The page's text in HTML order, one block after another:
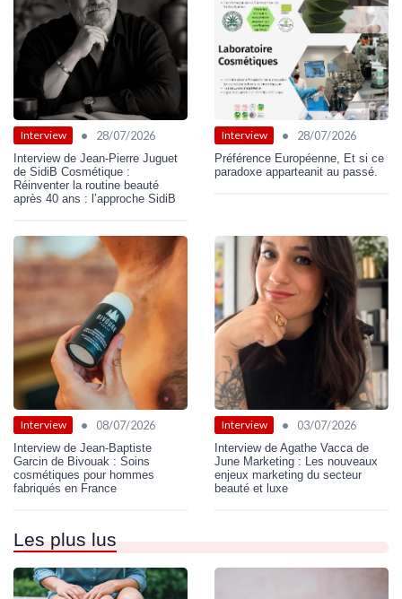
Interview • 28/07/2026
Interview de Jean-Pierre Juguet
de SidiB Cosmétique :
Réinventer la routine beauté
après 40 ans : l’approche SidiB
Interview • 28/07/2026
Préférence Européenne, Et si ce
paradoxe apparteanit au passé.
Interview • 08/07/2026
Interview de Jean-Baptiste
Garcin de Bivouak : Soins
cosmétiques pour hommes
fabriqués en France
Interview • 03/07/2026
Interview de Agathe Vacca de
June Marketing : Les nouveaux
enjeux marketing du secteur
beauté et luxe
Les plus lus